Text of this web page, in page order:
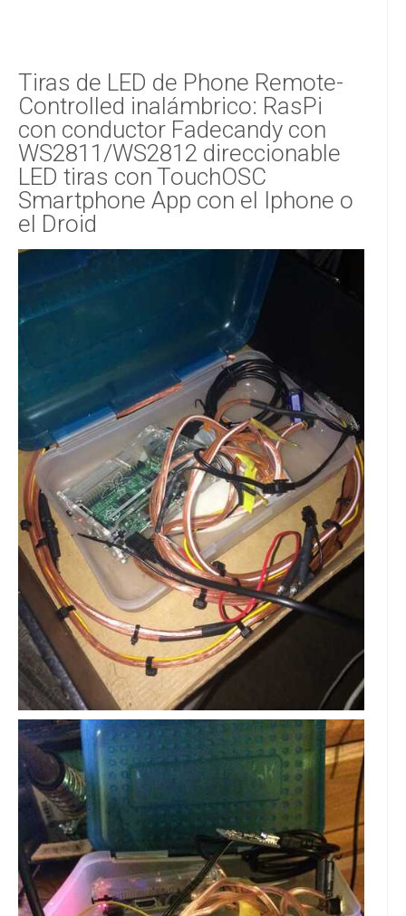
Tiras de LED de Phone Remote-
Controlled inalámbrico: RasPi
con conductor Fadecandy con
WS2811/WS2812 direccionable
LED tiras con TouchOSC
Smartphone App con el Iphone o
el Droid